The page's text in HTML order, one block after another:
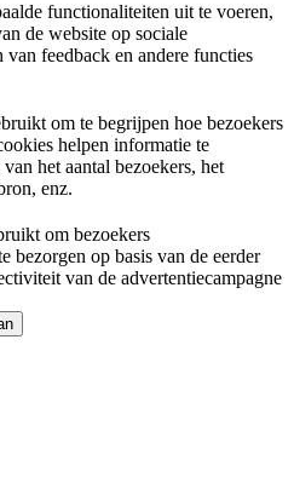
functionaliteiten uit te voeren,
de website op sociale
feedback en andere functies
om te begrijpen hoe bezoekers
helpen informatie te
het aantal bezoekers, het
enz.
om bezoekers
bezorgen op basis van de eerder
van de advertentiecampagne